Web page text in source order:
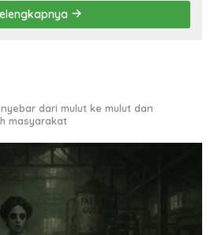
dari mulut ke mulut dan
masyarakat